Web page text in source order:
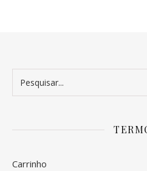
Carrinho